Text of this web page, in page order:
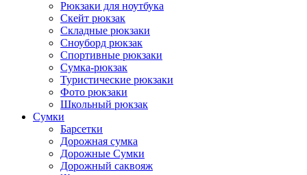
Рюкзаки для ноутбука
Скейт рюкзак
Складные рюкзаки
Сноуборд рюкзак
Спортивные рюкзаки
Сумка-рюкзак
Туристические рюкзаки
Фото рюкзаки
Школьный рюкзак
Сумки
Барсетки
Дорожная сумка
Дорожные Сумки
Дорожный саквояж